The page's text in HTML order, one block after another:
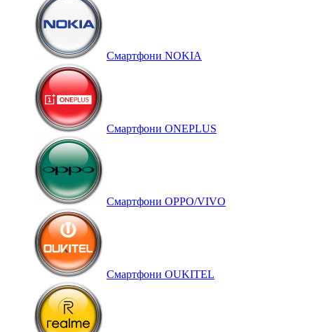
Смартфони NOKIA
Смартфони ONEPLUS
Смартфони OPPO/VIVO
Смартфони OUKITEL